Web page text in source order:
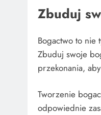
Zbuduj
Bogactwo to nie
Zbuduj swoje
przekonania,
Tworzenie
odpowiednie